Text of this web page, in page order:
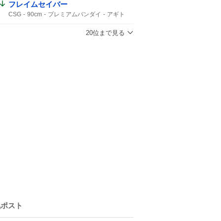
フレイムセイバー
CSG 90cm プレミアムバンダイ
アギト
20位まで見る
スト